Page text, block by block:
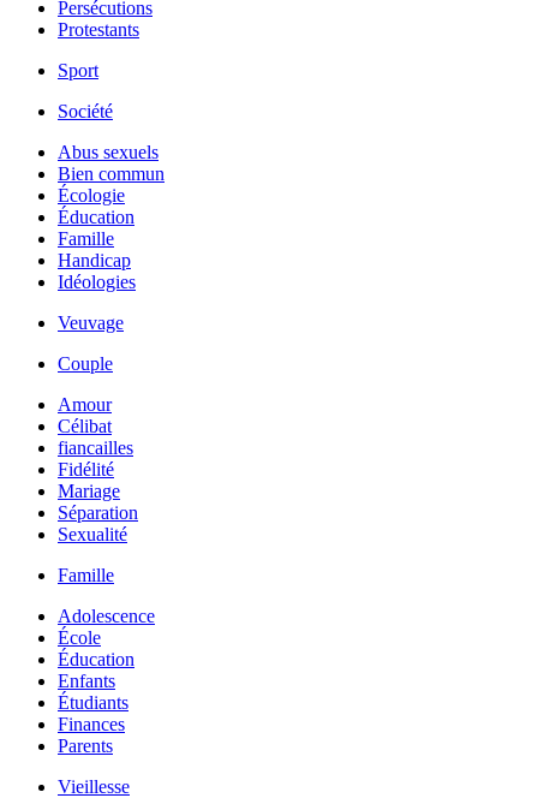
Persécutions
Protestants
Sport
Société
Abus sexuels
Bien commun
Écologie
Éducation
Famille
Handicap
Idéologies
Veuvage
Couple
Amour
Célibat
fiancailles
Fidélité
Mariage
Séparation
Sexualité
Famille
Adolescence
École
Éducation
Enfants
Étudiants
Finances
Parents
Vieillesse